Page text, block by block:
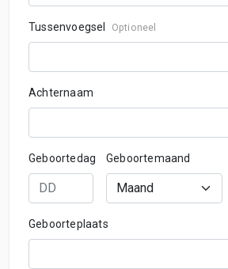
Tussenvoegsel Optioneel
Achternaam
Geboortedag Geboortemaand
Geboorteplaats